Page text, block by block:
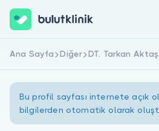
Hemen Kaydol
Ana Sayfa Diğer DT. Tarkan Aktaş
Bu profil sayfası internete açık
bilgilerden otomatik olarak